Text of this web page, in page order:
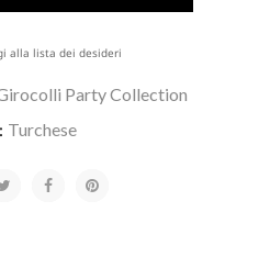
alla lista dei desideri
Party Collection
Turchese